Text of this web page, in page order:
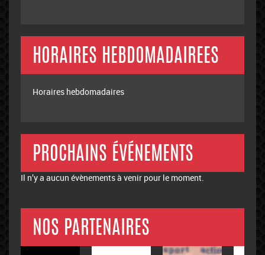
HORAIRES HEBDOMADAIREES
Horaires hebdomadaires
PROCHAINS ÉVÉNEMENTS
Il n’y a aucun évènements à venir pour le moment.
NOS PARTENAIRES